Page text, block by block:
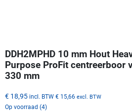
DDH2MPHD 10 mm Hout
Purpose ProFit centreerboor
330 mm
€ 18,95 incl. BTW € 15,66 excl. BTW
Op voorraad (4)